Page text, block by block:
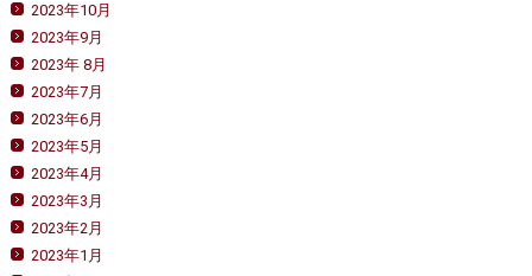
2023年10月
2023年9月
2023年 8月
2023年7月
2023年6月
2023年5月
2023年4月
2023年3月
2023年2月
2023年1月